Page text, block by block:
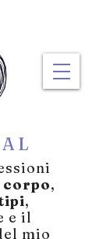
corpo,
,
e il
mio